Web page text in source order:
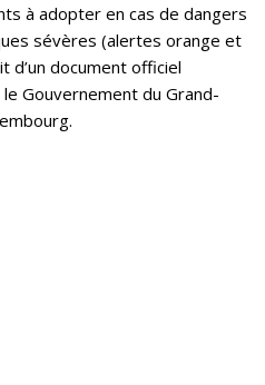
à adopter en cas de dangers
sévères (alertes orange et
d’un document officiel
Gouvernement du Grand-